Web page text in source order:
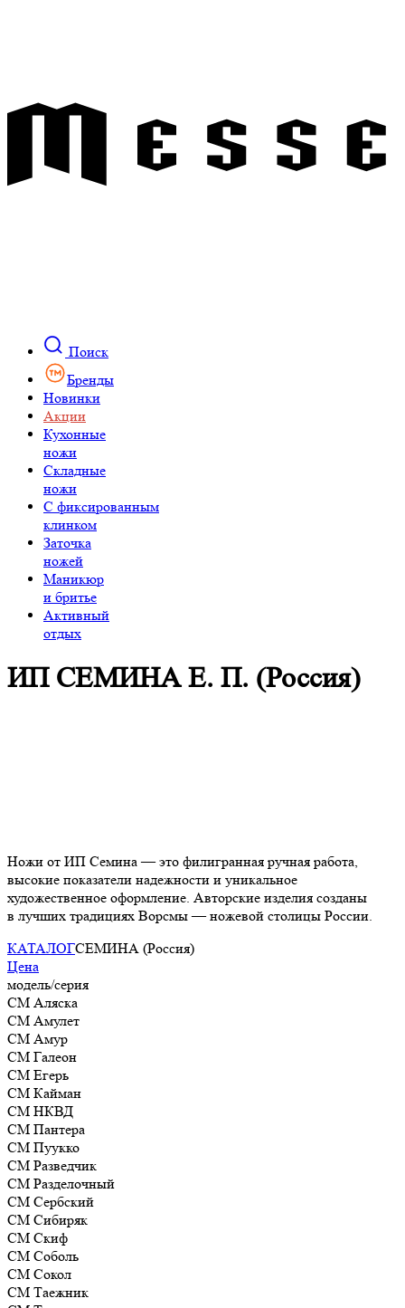
Поиск
Бренды
Новинки
Акции
Кухонные
ножи
Складные
ножи
C фиксированным
клинком
Заточка
ножей
Маникюр
и бритье
Активный
отдых
ИП СЕМИНА Е. П. (Россия)
Ножи от ИП Семина — это филигранная ручная работа,
высокие показатели надежности и уникальное
художественное оформление. Авторские изделия созданы
в лучших традициях Ворсмы — ножевой столицы России.
КАТАЛОГСЕМИНА (Россия)
Цена
модель/серия
СМ Аляска
СМ Амулет
СМ Амур
СМ Галеон
СМ Егерь
СМ Кайман
СМ НКВД
СМ Пантера
СМ Пуукко
СМ Разведчик
СМ Разделочный
СМ Сербский
СМ Сибиряк
СМ Скиф
СМ Соболь
СМ Сокол
СМ Таежник